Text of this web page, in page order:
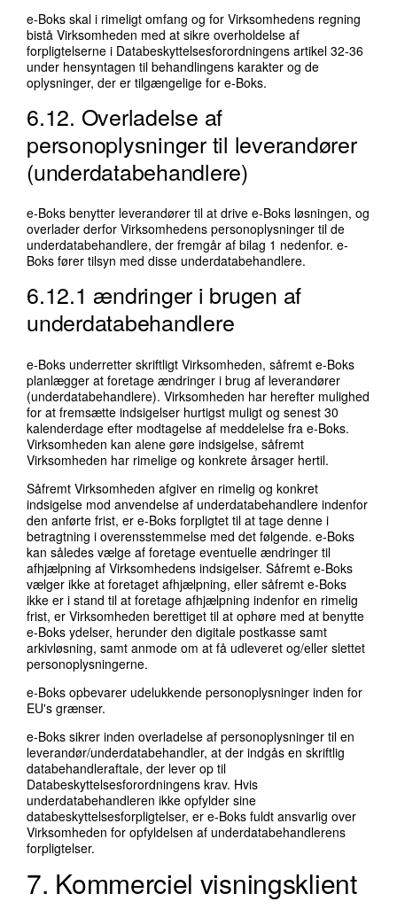
e-Boks skal i rimeligt omfang og for Virksomhedens regning
bistå Virksomheden med at sikre overholdelse af
forpligtelserne i Databeskyttelsesforordningens artikel 32-36
under hensyntagen til behandlingens karakter og de
oplysninger, der er tilgængelige for e-Boks.
6.12. Overladelse af
personoplysninger til leverandører
(underdatabehandlere)
e-Boks benytter leverandører til at drive e-Boks løsningen, og
overlader derfor Virksomhedens personoplysninger til de
underdatabehandlere, der fremgår af bilag 1 nedenfor. e-
Boks fører tilsyn med disse underdatabehandlere.
6.12.1 ændringer i brugen af
underdatabehandlere
e-Boks underretter skriftligt Virksomheden, såfremt e-Boks
planlægger at foretage ændringer i brug af leverandører
(underdatabehandlere). Virksomheden har herefter mulighed
for at fremsætte indsigelser hurtigst muligt og senest 30
kalenderdage efter modtagelse af meddelelse fra e-Boks.
Virksomheden kan alene gøre indsigelse, såfremt
Virksomheden har rimelige og konkrete årsager hertil.
Såfremt Virksomheden afgiver en rimelig og konkret
indsigelse mod anvendelse af underdatabehandlere indenfor
den anførte frist, er e-Boks forpligtet til at tage denne i
betragtning i overensstemmelse med det følgende. e-Boks
kan således vælge af foretage eventuelle ændringer til
afhjælpning af Virksomhedens indsigelser. Såfremt e-Boks
vælger ikke at foretaget afhjælpning, eller såfremt e-Boks
ikke er i stand til at foretage afhjælpning indenfor en rimelig
frist, er Virksomheden berettiget til at ophøre med at benytte
e-Boks ydelser, herunder den digitale postkasse samt
arkivløsning, samt anmode om at få udleveret og/eller slettet
personoplysningerne.
e-Boks opbevarer udelukkende personoplysninger inden for
EU's grænser.
e-Boks sikrer inden overladelse af personoplysninger til en
leverandør/underdatabehandler, at der indgås en skriftlig
databehandleraftale, der lever op til
Databeskyttelsesforordningens krav. Hvis
underdatabehandleren ikke opfylder sine
databeskyttelsesforpligtelser, er e-Boks fuldt ansvarlig over
Virksomheden for opfyldelsen af underdatabehandlerens
forpligtelser.
7. Kommerciel visningsklient